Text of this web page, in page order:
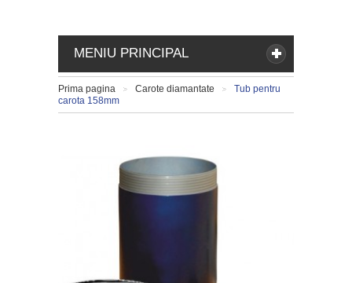
MENIU PRINCIPAL
Prima pagina Carote diamantate
Tub pentru
carota 158mm